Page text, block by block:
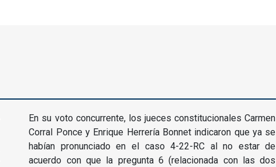
En su voto concurrente, los jueces constitucionales Carmen
Corral Ponce y Enrique Herrería Bonnet indicaron que ya se
habían pronunciado en el caso 4-22-RC al no estar de
acuerdo con que la pregunta 6 (relacionada con las dos